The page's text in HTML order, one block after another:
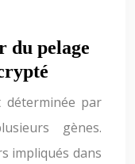
du pelage
par
gènes.
impliqués dans